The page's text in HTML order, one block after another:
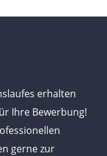
erhalten
Ihre Bewerbung!
gerne zur